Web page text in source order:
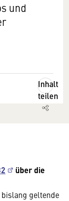
und
Inhalt
teilen
über die
geltende